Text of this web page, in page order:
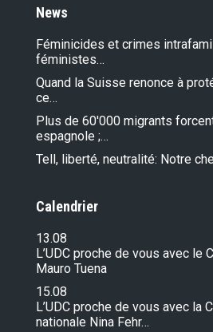
News
Féminicides et crimes
féministes…
Quand la Suisse renonce à
ce…
Plus de 60'000 migrants
espagnole ;…
Tell, liberté, neutralité: Notre
Calendrier
13.08
L’UDC proche de vous avec le
Mauro Tuena
15.08
L’UDC proche de vous avec la
nationale Nina Fehr…